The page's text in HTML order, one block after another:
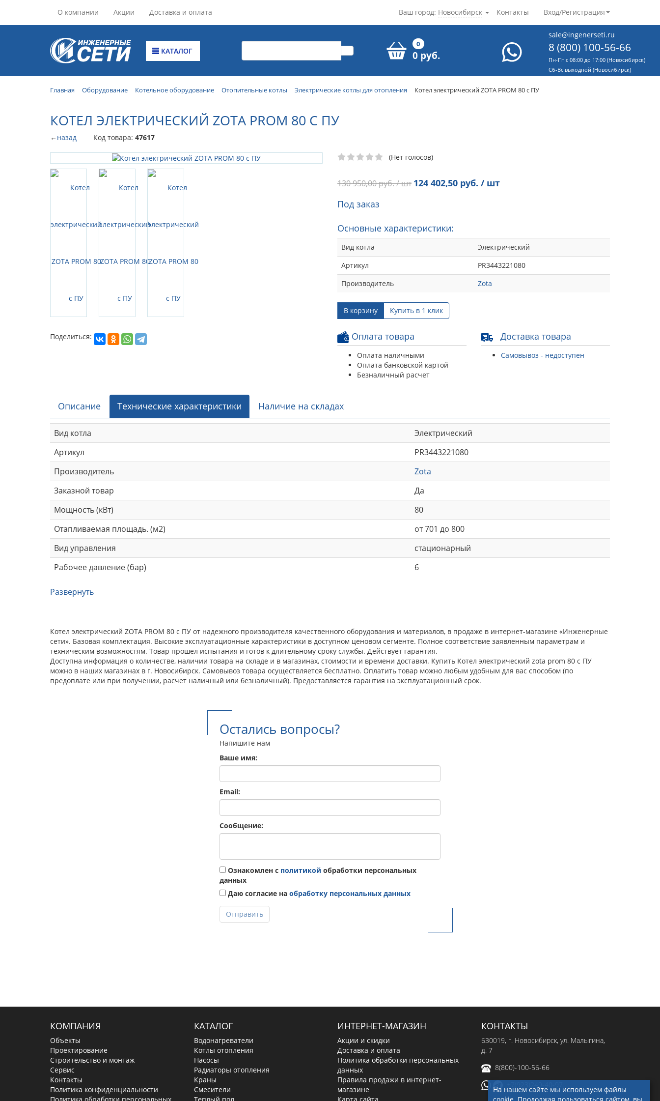
О компании Акции Доставка и оплата Контакты Вход/Регистрация
Ваш город: Новосибирск
КАТАЛОГ
0
0 руб.
sale@ingenerseti.ru
8 (800) 100-56-66
Пн-Пт с 08:00 до 17:00 (Новосибирск)
Cб-Вс выходной (Новосибирск)
Главная Оборудование Котельное оборудование Отопительные котлы Электрические котлы для отопления Котел электрический ZOTA PROM 80 с ПУ
КОТЕЛ ЭЛЕКТРИЧЕСКИЙ ZOTA PROM 80 С ПУ
←назад Код товара: 47617
Поделиться:
(Нет голосов)
130 950,00руб. / шт 124 402,50 руб. / шт
Под заказ
Основные характеристики:
Вид котла
Электрический
Артикул
PR3443221080
Производитель
Zota
В корзину Купить в 1 клик
Оплата товара
Оплата наличными
Оплата банковской картой
Безналичный расчет
Доставка товара
Самовывоз - недоступен
Описание Технические характеристики Наличие на складах
Вид котла
Электрический
Артикул
PR3443221080
Производитель
Zota
Заказной товар
Да
Мощность (кВт)
80
Отапливаемая площадь. (м2)
от 701 до 800
Вид управления
стационарный
Рабочее давление (бар)
6
Развернуть
Котел электрический ZOTA PROM 80 с ПУ от надежного производителя качественного оборудования и материалов, в продаже в интернет-магазине «Инженерные
сети». Базовая комплектация. Высокие эксплуатационные характеристики в доступном ценовом сегменте. Полное соответствие заявленным параметрам и
техническим возможностям. Товар прошел испытания и готов к длительному сроку службы. Действует гарантия.
Доступна информация о количестве, наличии товара на складе и в магазинах, стоимости и времени доставки. Купить Котел электрический zota prom 80 с ПУ
можно в наших магазинах в г. Новосибирск. Самовывоз товара осуществляется бесплатно. Оплатить товар можно любым удобным для вас способом (по
предоплате или при получении, расчет наличный или безналичный). Предоставляется гарантия на эксплуатационный срок.
Остались вопросы?
Напишите нам
Ваше имя:
Email:
Сообщение:
Ознакомлен с политикой обработки персональных
данных
Даю согласие на обработку персональных данных
Отправить
КОМПАНИЯ
Объекты
Проектирование
Строительство и монтаж
Сервис
Контакты
Политика конфиденциальности
КАТАЛОГ
Водонагреватели
Котлы отопления
Насосы
Радиаторы отопления
Краны
Смесители
ИНТЕРНЕТ-МАГАЗИН
Акции и скидки
Доставка и оплата
Политика обработки персональных
данных
Правила продажи в интернет-
магазине
КОНТАКТЫ
630019, г. Новосибирск, ул. Малыгина,
д. 7
8(800)-100-56-66
На нашем сайте мы используем файлы